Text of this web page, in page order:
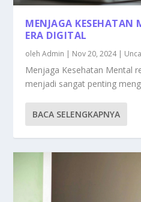
MENJAGA KESEHATAN
ERA DIGITAL
olehAdmin | Nov 20, 2024|
Menjaga Kesehatan Mental
menjadi sangat penting
BACA SELENGKAPNYA